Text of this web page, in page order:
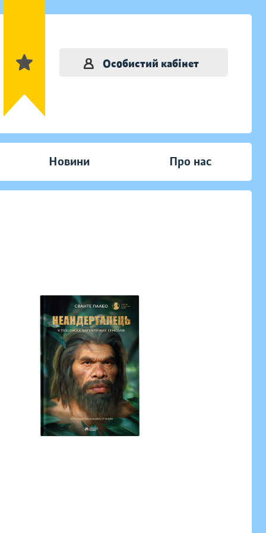
Особистий кабінет
Новини Про нас